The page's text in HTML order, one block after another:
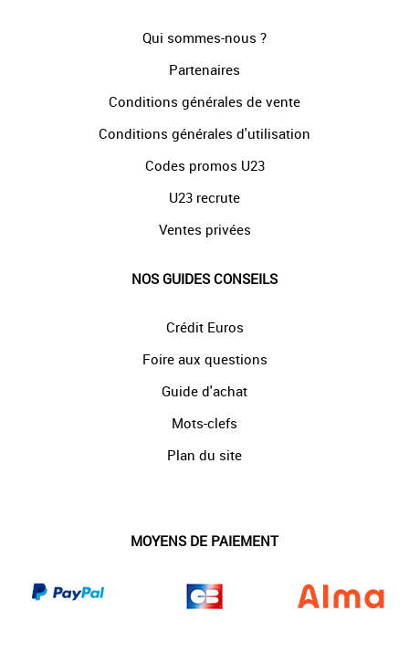
Qui sommes-nous ?
Partenaires
Conditions générales de vente
Conditions générales d'utilisation
Codes promos U23
U23 recrute
Ventes privées
NOS GUIDES CONSEILS
Crédit Euros
Foire aux questions
Guide d'achat
Mots-clefs
Plan du site
MOYENS DE PAIEMENT